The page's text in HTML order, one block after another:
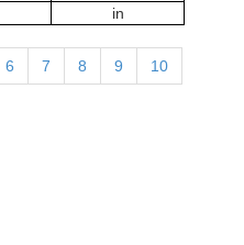
in
6 7 8 9 10